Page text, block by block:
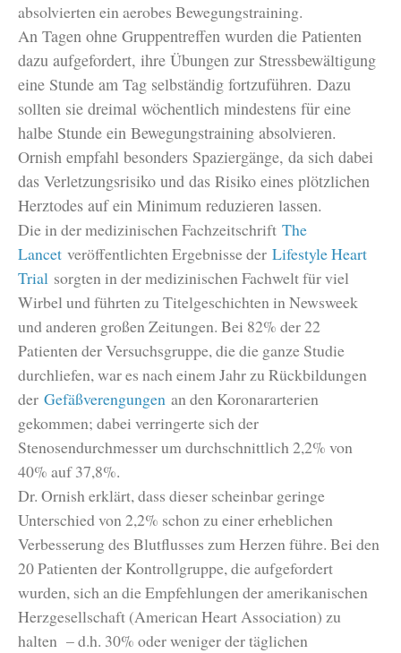
absolvierten ein aerobes Bewegungstraining.
An Tagen ohne Gruppentreffen wurden die Patienten
dazu aufgefordert, ihre Übungen zur Stressbewältigung
eine Stunde am Tag selbständig fortzuführen. Dazu
sollten sie dreimal wöchentlich mindestens für eine
halbe Stunde ein Bewegungstraining absolvieren.
Ornish empfahl besonders Spaziergänge, da sich dabei
das Verletzungsrisiko und das Risiko eines plötzlichen
Herztodes auf ein Minimum reduzieren lassen.
Die in der medizinischen Fachzeitschrift The
Lancet veröffentlichten Ergebnisse der Lifestyle Heart
Trial sorgten in der medizinischen Fachwelt für viel
Wirbel und führten zu Titelgeschichten in Newsweek
und anderen großen Zeitungen. Bei 82% der 22
Patienten der Versuchsgruppe, die die ganze Studie
durchliefen, war es nach einem Jahr zu Rückbildungen
der Gefäßverengungen an den Koronararterien
gekommen; dabei verringerte sich der
Stenosendurchmesser um durchschnittlich 2,2% von
40% auf 37,8%.
Dr. Ornish erklärt, dass dieser scheinbar geringe
Unterschied von 2,2% schon zu einer erheblichen
Verbesserung des Blutflusses zum Herzen führe. Bei den
20 Patienten der Kontrollgruppe, die aufgefordert
wurden, sich an die Empfehlungen der amerikanischen
Herzgesellschaft (American Heart Association) zu
halten – d.h. 30% oder weniger der täglichen